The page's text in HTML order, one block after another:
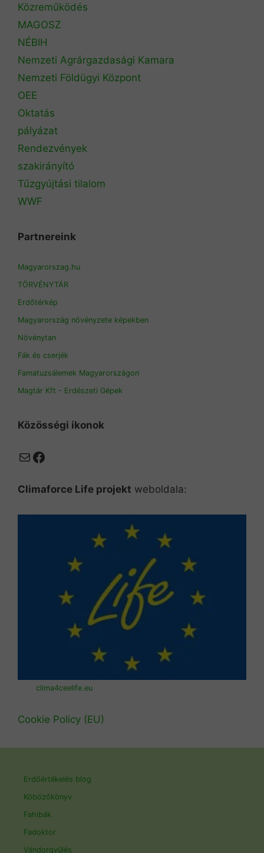
Közreműködés
MAGOSZ
NÉBIH
Nemzeti Agrárgazdasági Kamara
Nemzeti Földügyi Központ
OEE
Oktatás
pályázat
Rendezvények
szakirányító
Tűzgyújtási tilalom
WWF
Partnereink
Magyarorszag.hu
TÖRVÉNYTÁR
Erdőtérkép
Magyarország növényzete képekben
Növénytan
Fák és cserjék
Famatuzsálemek Magyarországon
Magtár Kft - Erdészeti Gépek
Közösségi ikonok
MailFacebook
Climaforce Life projekt weboldala:
clima4ceelife.eu
Cookie Policy (EU)
Erdőértékelés blog
Köbözőkönyv
Fahibák
Fadoktor
Vándorgyűlés